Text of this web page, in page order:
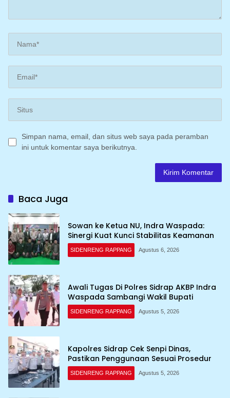
Simpan nama, email, dan situs web saya pada peramban
ini untuk komentar saya berikutnya.
Baca Juga
Sowan ke Ketua NU, Indra Waspada:
Sinergi Kuat Kunci Stabilitas Keamanan
SIDENRENG RAPPANG Agustus 6, 2026
Awali Tugas Di Polres Sidrap AKBP Indra
Waspada Sambangi Wakil Bupati
SIDENRENG RAPPANG Agustus 5, 2026
Kapolres Sidrap Cek Senpi Dinas,
Pastikan Penggunaan Sesuai Prosedur
SIDENRENG RAPPANG Agustus 5, 2026